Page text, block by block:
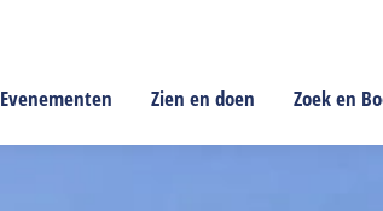
Evenementen Zien en doen Zoek en